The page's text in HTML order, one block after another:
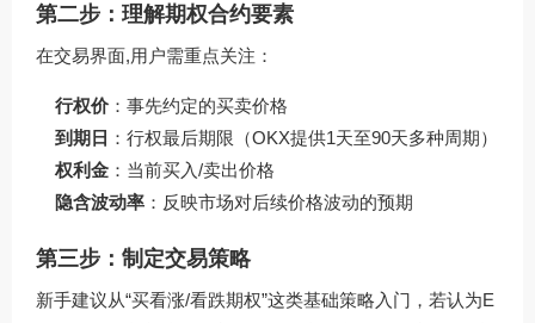
第二步：理解期权合约要素
在交易界面,用户需重点关注：
行权价 ：事先约定的买卖价格
到期日 ：行权最后期限（OKX提供1天至90天多种周期）
权利金 ：当前买入/卖出价格
隐含波动率 ：反映市场对后续价格波动的预期
第三步：制定交易策略
新手建议从“买看涨/看跌期权”这类基础策略入门，若认为E